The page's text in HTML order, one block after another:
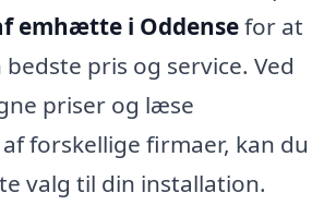
emhætte i Oddensefor at
pris og service. Ved
priser og læse
forskellige firmaer, kan du
valg til din installation.